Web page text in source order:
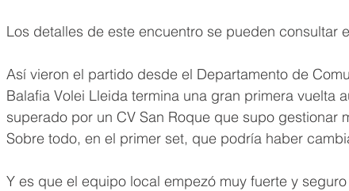
Los detalles de este encuentro se pueden consultar
Así vieron el partido desde el Departamento de
Balafia Volei Lleida termina una gran primera vuelta
superado por un CV San Roque que supo gestionar
Sobre todo, en el primer set, que podría haber
Y es que el equipo local empezó muy fuerte y